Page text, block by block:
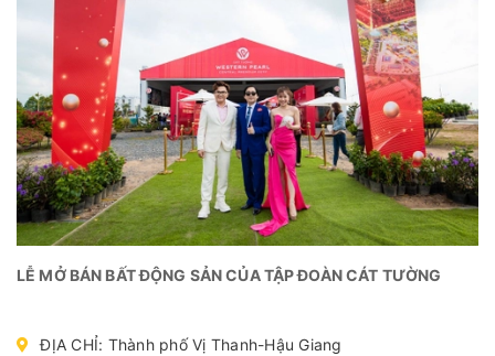
LỄ MỞ BÁN BẤT ĐỘNG SẢN CỦA TẬP ĐOÀN CÁT TƯỜNG
ĐỊA CHỈ: Thành phố Vị Thanh-Hậu Giang